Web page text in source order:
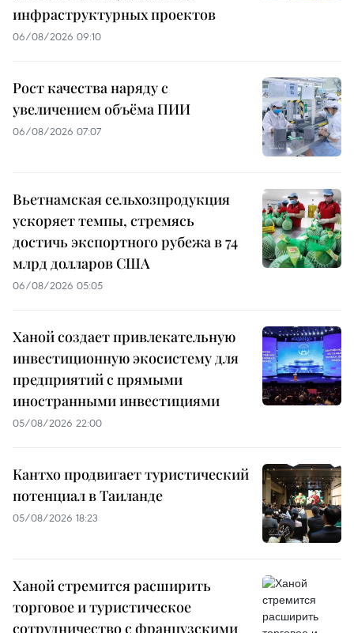
инфраструктурных проектов
06/08/2026 09:10
Рост качества наряду с
увеличением объёма ПИИ
06/08/2026 07:07
Вьетнамская сельхозпродукция
ускоряет темпы, стремясь
достичь экспортного рубежа в 74
млрд долларов США
06/08/2026 05:05
Ханой создает привлекательную
инвестиционную экосистему для
предприятий с прямыми
иностранными инвестициями
05/08/2026 22:00
Кантхо продвигает туристический
потенциал в Таиланде
05/08/2026 18:23
Ханой стремится расширить
торговое и туристическое
сотрудничество с французскими